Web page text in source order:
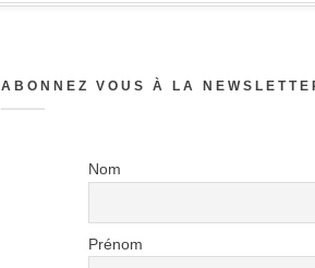
ABONNEZ VOUS À LA
Nom
Prénom